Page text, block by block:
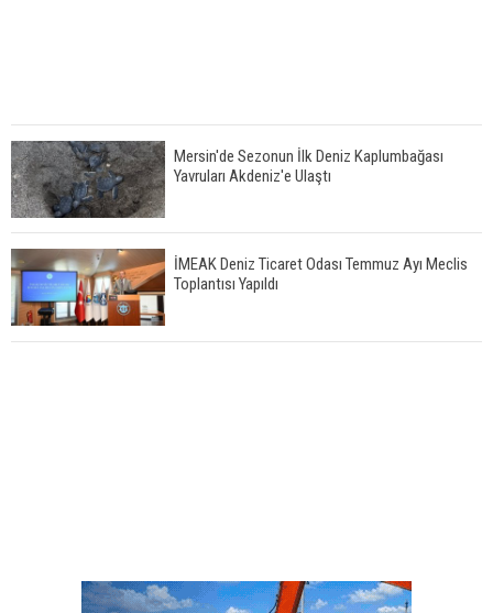
Mersin'de Sezonun İlk Deniz Kaplumbağası
Yavruları Akdeniz'e Ulaştı
İMEAK Deniz Ticaret Odası Temmuz Ayı Meclis
Toplantısı Yapıldı